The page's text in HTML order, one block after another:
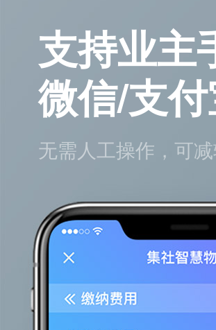
支持业主
微信/支
无需人工操作，可